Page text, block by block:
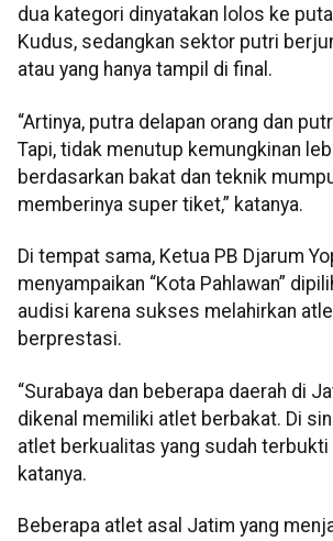
dua kategori dinyatakan lolos ke
Kudus, sedangkan sektor putri
atau yang hanya tampil di final.
“Artinya, putra delapan orang dan
Tapi, tidak menutup kemungkinan
berdasarkan bakat dan teknik
memberinya super tiket,” katanya.
Di tempat sama, Ketua PB Djarum
menyampaikan “Kota Pahlawan”
audisi karena sukses melahirkan
berprestasi.
“Surabaya dan beberapa daerah di
dikenal memiliki atlet berbakat. Di
atlet berkualitas yang sudah terbukti
katanya.
Beberapa atlet asal Jatim yang